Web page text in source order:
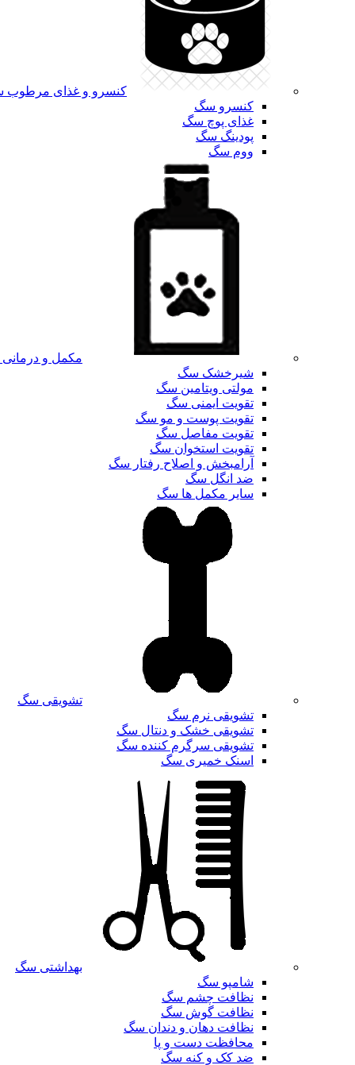
کنسرو و غذای
کنسرو سگ
غذای پوچ سگ
پودینگ سگ
ووم سگ
مکمل و
شیرخشک سگ
مولتی ویتامین سگ
تقویت ایمنی سگ
تقویت پوست و مو سگ
تقویت مفاصل سگ
تقویت استخوان سگ
آرامبخش و اصلاح رفتار سگ
ضد انگل سگ
سایر مکمل ها سگ
تشویقی سگ
تشویقی نرم سگ
تشویقی خشک و دنتال سگ
تشویقی سرگرم کننده سگ
اسنک خمیری سگ
بهداشتی سگ
شامپو سگ
نظافت چشم سگ
نظافت گوش سگ
نظافت دهان و دندان سگ
محافظت دست و پا
ضد کک و کنه سگ